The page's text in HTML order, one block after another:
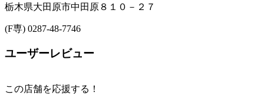
栃木県大田原市中田原８１０－２７
(F専) 0287-48-7746
ユーザーレビュー
この店舗を応援する！